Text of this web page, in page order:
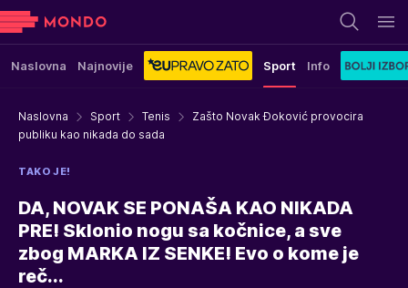
Naslovna Najnovije Sport Info
Naslovna Sport Tenis
Zašto Novak Đoković provocira
publiku kao nikada do sada
TAKO JE!
DA, NOVAK SE PONAŠA KAO NIKADA
PRE! Sklonio nogu sa kočnice, a sve
zbog MARKA IZ SENKE! Evo o kome je
reč...